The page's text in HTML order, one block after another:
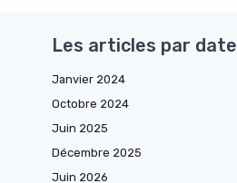
Les articles par date
Janvier 2024
Octobre 2024
Juin 2025
Décembre 2025
Juin 2026